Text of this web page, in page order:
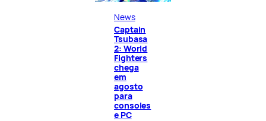
News
Captain
Tsubasa
2: World
Fighters
chega
em
agosto
para
consoles
e PC